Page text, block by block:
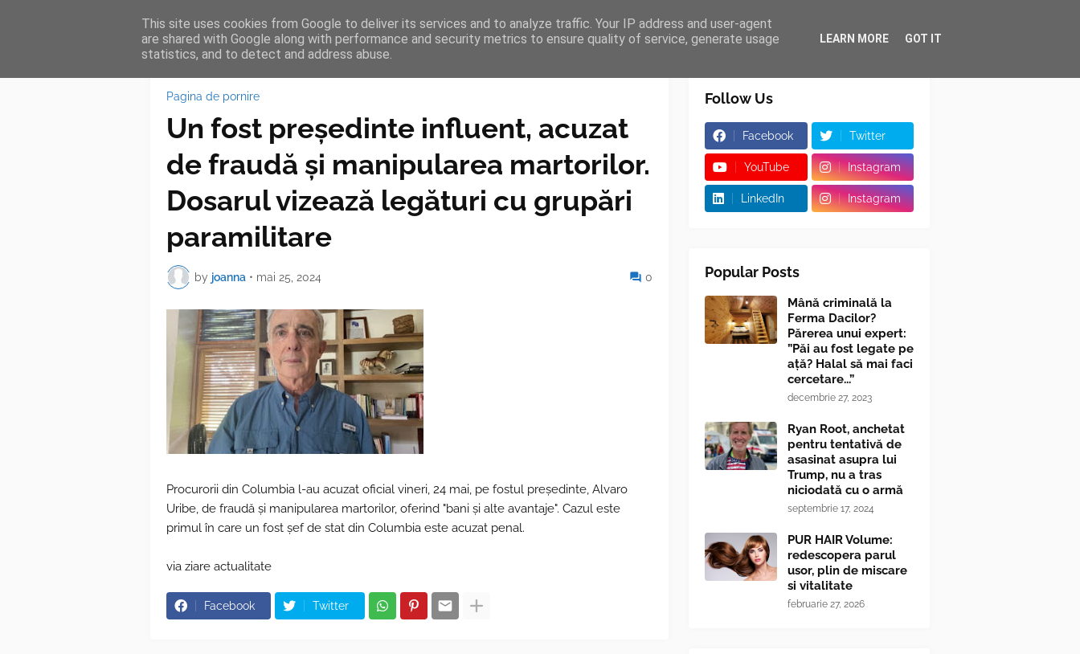
HOME FEATURES BLOGGER TIPOGRAPHY SHORTCODES
Pagina de pornire
Un fost președinte influent, acuzat
de fraudă și manipularea martorilor.
Dosarul vizează legături cu grupări
paramilitare
by joanna • mai 25, 2024 0
Procurorii din Columbia l-au acuzat oficial vineri, 24 mai, pe fostul președinte, Alvaro
Uribe, de fraudă și manipularea martorilor, oferind "bani și alte avantaje". Cazul este
primul în care un fost șef de stat din Columbia este acuzat penal.
via ziare actualitate
Facebook Twitter
Follow Us
Facebook Twitter
YouTube Instagram
LinkedIn Instagram
Popular Posts
Mână criminală la
Ferma Dacilor?
Părerea unui expert:
”Păi au fost legate pe
ață? Halal să mai faci
cercetare...”
decembrie 27, 2023
Ryan Root, anchetat
pentru tentativă de
asasinat asupra lui
Trump, nu a tras
niciodată cu o armă
septembrie 17, 2024
PUR HAIR Volume:
redescopera parul
usor, plin de miscare
si vitalitate
februarie 27, 2026
This site uses cookies from Google to deliver its services and to analyze traffic. Your IP address and user-agent
are shared with Google along with performance and security metrics to ensure quality of service, generate usage
statistics, and to detect and address abuse.
LEARN MORE GOT IT